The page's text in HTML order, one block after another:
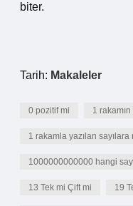
biter.
Tarih: Makaleler
0 pozitif mi 1
1 rakamla yazılan
1000000000000 hangi
13 Tek mi Çift mi 19